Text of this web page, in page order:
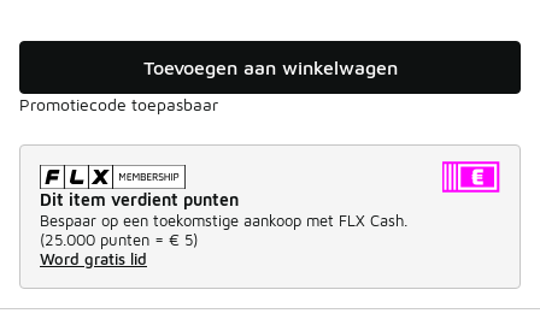
Toevoegen aan winkelwagen
Promotiecode toepasbaar
Dit item verdient punten
Bespaar op een toekomstige aankoop met FLX Cash.
(25.000 punten = € 5)
Word gratis lid